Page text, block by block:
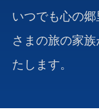
いつでも心の
さまの旅の家
たします。